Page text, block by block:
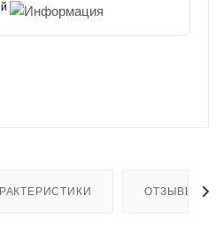
ОТЗЫВЫ